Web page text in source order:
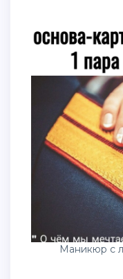
Маникюр с